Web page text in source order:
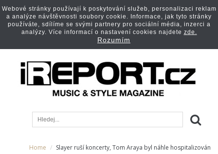
Home Slayer ruší koncerty, Tom Araya byl náhle hospitalizován
Webové stránky používají k poskytování služeb, personalizaci reklam
a analýze návštěvnosti soubory cookie. Informace, jak tyto stránky
používáte, sdílíme se svými partnery pro sociální média, inzerci a
analýzy. Více informací o nastavení cookies najdete zde.
Rozumím